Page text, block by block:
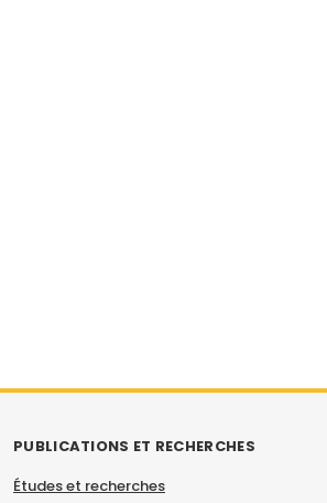
PUBLICATIONS ET RECHERCHES
Études et recherches